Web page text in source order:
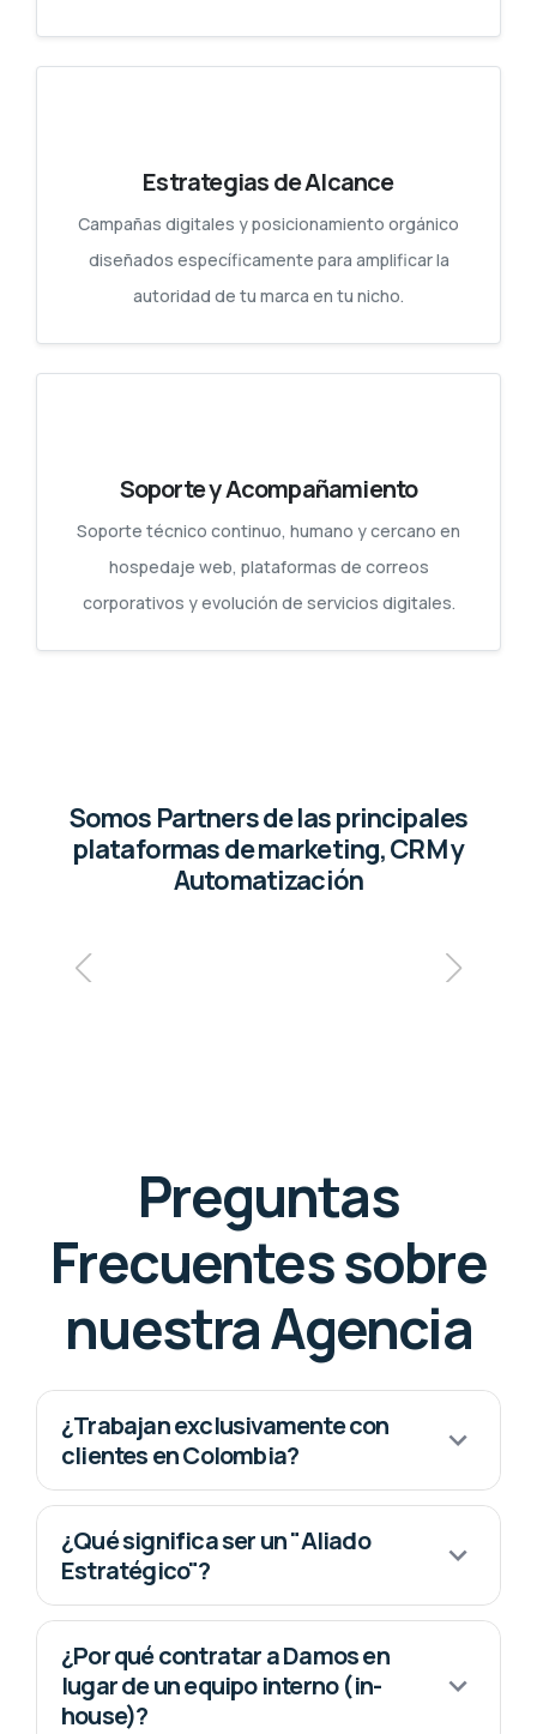
Estrategias de Alcance
Campañas digitales y posicionamiento orgánico
diseñados específicamente para amplificar la
autoridad de tu marca en tu nicho.
Soporte y Acompañamiento
Soporte técnico continuo, humano y cercano en
hospedaje web, plataformas de correos
corporativos y evolución de servicios digitales.
Somos Partners de las principales
plataformas de marketing, CRM y
Automatización
Preguntas
Frecuentes sobre
nuestra Agencia
¿Trabajan exclusivamente con
clientes en Colombia?
¿Qué significa ser un "Aliado
Estratégico"?
¿Por qué contratar a Damos en
lugar de un equipo interno (in-
house)?